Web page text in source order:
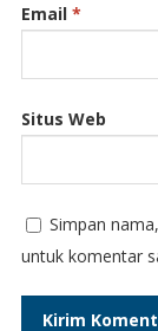
Email *
Situs Web
Simpan
untuk komentar